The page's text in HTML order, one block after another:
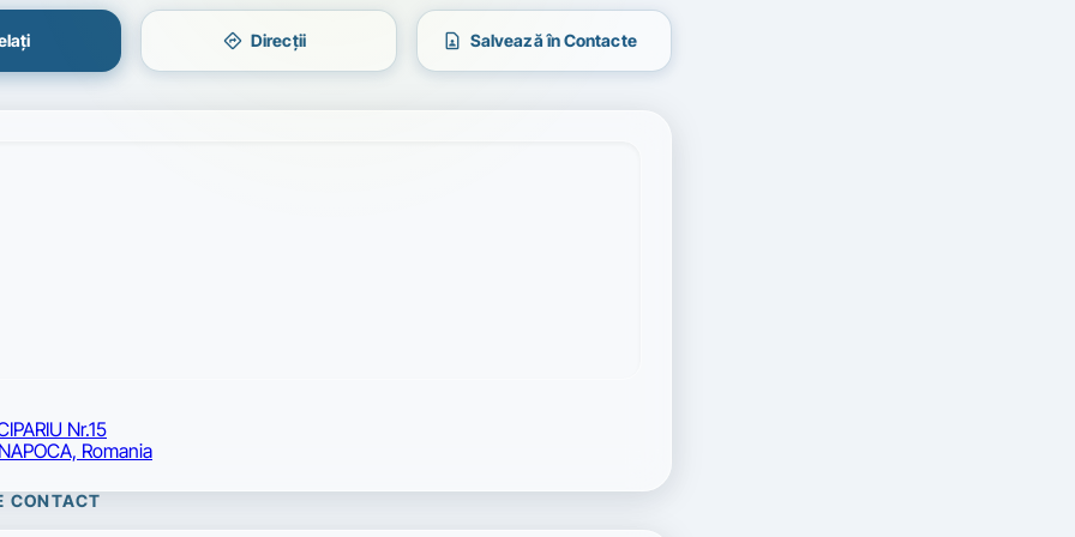
directions Direcții contact_page Salvează în Contacte
Nr.15
Romania
CONTACT